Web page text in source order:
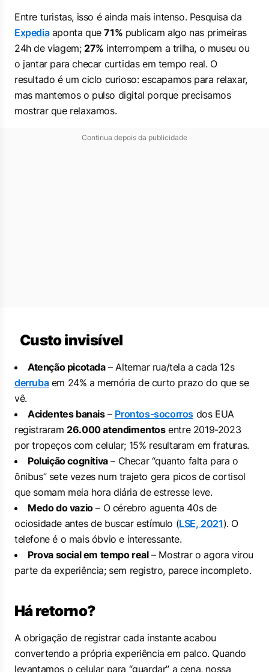
Entre turistas, isso é ainda mais intenso. Pesquisa da
Expediaaponta que71% publicam algo nas primeiras
24h de viagem; 27% interrompem a trilha, o museu ou
o jantar para checar curtidas em tempo real. O
resultado é um ciclo curioso: escapamos para relaxar,
mas mantemos o pulso digital porque precisamos
mostrar que relaxamos.
Continua depois da publicidade
Custo invisível
Atenção picotada– Alternar rua/tela a cada 12s
derrubaem 24% a memória de curto prazo do que se
vê.
Acidentes banais– Prontos-socorros dos EUA
registraram26.000 atendimentosentre 2019-2023
por tropeços com celular; 15% resultaram em fraturas.
Poluição cognitiva– Checar “quanto falta para o
ônibus” sete vezes num trajeto gera picos de cortisol
que somam meia hora diária de estresse leve.
Medo do vazio– O cérebro aguenta 40s de
ociosidade antes de buscar estímulo (LSE, 2021). O
telefone é o mais óbvio e interessante.
Prova social em tempo real– Mostrar o agora virou
parte da experiência; sem registro, parece incompleto.
Há retorno?
A obrigação de registrar cada instante acabou
convertendo a própria experiência em palco. Quando
levantamos o celular para “guardar” a cena, nossa